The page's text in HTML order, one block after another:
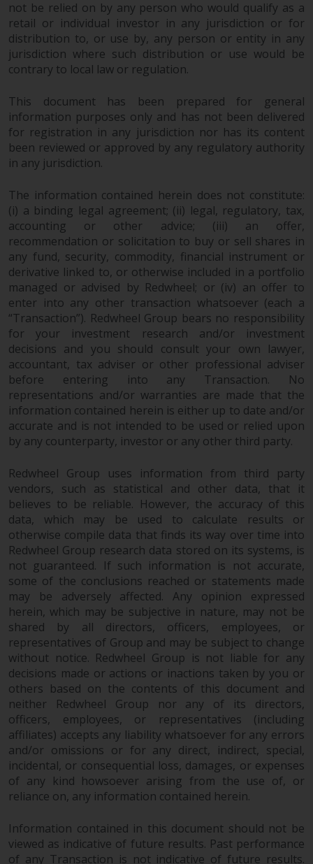
eine globale Website. Auf dieser
Website erwähnte Produkte oder
Dienstleistungen unterliegen
gesetzlichen und behördlichen
Anforderungen und sind
möglicherweise nicht in allen
Gerichtsbarkeiten verfügbar. Auf
dieser Website erwähnte
Produkte oder Dienstleistungen
werden auf der Grundlage
relevanten Gerichtsbarkeiten
gemäß den Europäischen
Richtlinien zur Koordinierung von
Gesetzen, Vorschriften und
Verwaltungsvorschriften in Bezug
auf Organismen für gemeinsame
Anlagen in Wertpapieren
(UCITS/OGAW) (Richtlinie
2009/65/EG ) und die Richtlinie
über die Verwalter alternativer
Investmentfonds (Richtlinie
2011/61/EU) sowie die
entsprechenden Regelungen, die
diese Regelungen in britisches
Recht umgesetzt und dann beim
Austritt des Vereinigten
Union ersetzt haben; es kann
jedoch zusätzliche Anforderungen
oder Formalitäten geben, die Ihre
Anlage verbieten.
Dementsprechend sind Sie
verpflichtet, sich über solche
Einschränkungen zu informieren
und diese zu beachten. Auf dieser
Website erwähnte Produkte oder
Dienstleistungen sind nur für den
Vertrieb in jenen
Gerichtsbarkeiten bestimmt, in
denen und an diejenigen
Personen, denen das Anbieten
solcher Produkte und
Dienstleistungen gestattet ist.
Informationen für Anleger in der
Dies ist ein Werbedokument.
not be relied on by any person who would qualify as a
retail or individual investor in any jurisdiction or for
distribution to, or use by, any person or entity in any
jurisdiction where such distribution or use would be
contrary to local law or regulation.
This document has been prepared for general
information purposes only and has not been delivered
for registration in any jurisdiction nor has its content
been reviewed or approved by any regulatory authority
in any jurisdiction.
The information contained herein does not constitute:
(i) a binding legal agreement; (ii) legal, regulatory, tax,
accounting or other advice; (iii) an offer,
recommendation or solicitation to buy or sell shares in
any fund, security, commodity, financial instrument or
derivative linked to, or otherwise included in a portfolio
managed or advised by Redwheel; or (iv) an offer to
enter into any other transaction whatsoever (each a
“Transaction”). Redwheel Group bears no responsibility
for your investment research and/or investment
decisions and you should consult your own lawyer,
accountant, tax adviser or other professional adviser
before entering into any Transaction. No
representations and/or warranties are made that the
information contained herein is either up to date and/or
accurate and is not intended to be used or relied upon
by any counterparty, investor or any other third party.
Redwheel Group uses information from third party
vendors, such as statistical and other data, that it
believes to be reliable. However, the accuracy of this
data, which may be used to calculate results or
otherwise compile data that finds its way over time into
Redwheel Group research data stored on its systems, is
not guaranteed. If such information is not accurate,
some of the conclusions reached or statements made
may be adversely affected. Any opinion expressed
herein, which may be subjective in nature, may not be
shared by all directors, officers, employees, or
representatives of Group and may be subject to change
without notice. Redwheel Group is not liable for any
decisions made or actions or inactions taken by you or
others based on the contents of this document and
neither Redwheel Group nor any of its directors,
officers, employees, or representatives (including
affiliates) accepts any liability whatsoever for any errors
and/or omissions or for any direct, indirect, special,
incidental, or consequential loss, damages, or expenses
of any kind howsoever arising from the use of, or
reliance on, any information contained herein.
Information contained in this document should not be
viewed as indicative of future results. Past performance
of any Transaction is not indicative of future results.